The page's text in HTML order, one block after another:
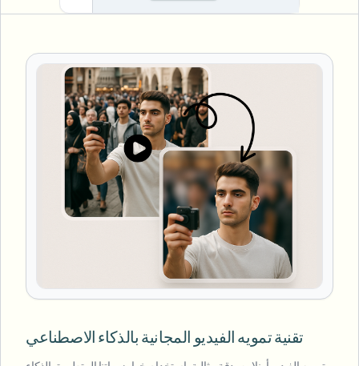
تقنية تمويه الفيديو المجانية بالذكاء الاصطناعي